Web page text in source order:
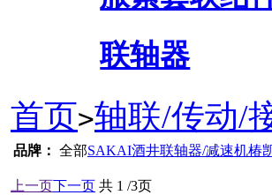
联轴器
首页>轴联/传动/
品牌： 全部SAKAI酒井联轴器/减速机椿
上一页下一页 共 1 /3页